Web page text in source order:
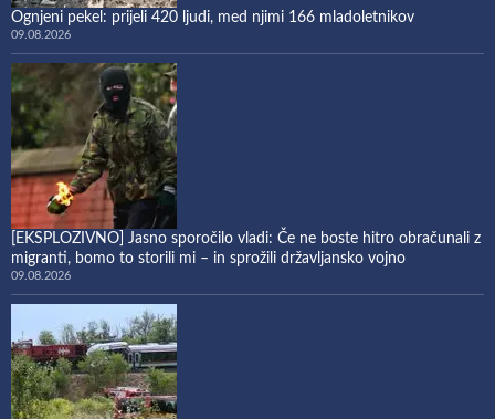
Ognjeni pekel: prijeli 420 ljudi, med njimi 166 mladoletnikov
09.08.2026
[EKSPLOZIVNO] Jasno sporočilo vladi: Če ne boste hitro obračunali z
migranti, bomo to storili mi – in sprožili državljansko vojno
09.08.2026